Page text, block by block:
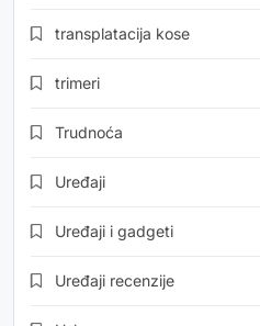
transplatacija kose
trimeri
Trudnoća
Uređaji
Uređaji i gadgeti
Uređaji recenzije